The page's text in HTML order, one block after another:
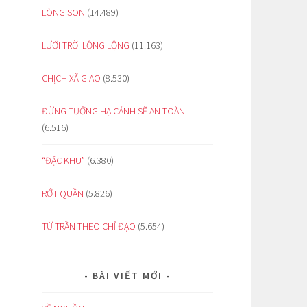
LÒNG SON (14.489)
LƯỚI TRỜI LỒNG LỘNG (11.163)
CHỊCH XÃ GIAO (8.530)
ĐỪNG TƯỞNG HẠ CÁNH SẼ AN TOÀN
(6.516)
“ĐẶC KHU” (6.380)
RỚT QUẦN (5.826)
TỪ TRẦN THEO CHỈ ĐẠO (5.654)
BÀI VIẾT MỚI